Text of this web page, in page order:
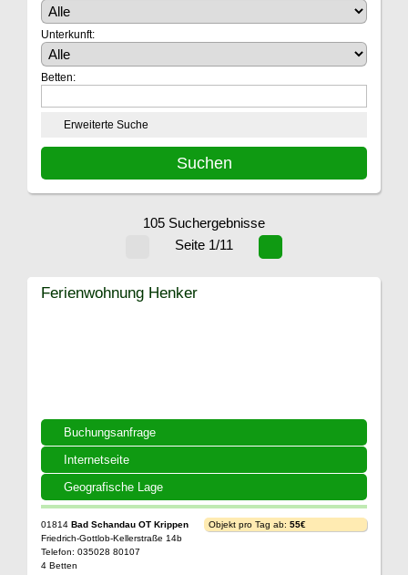
Unterkunft:
Betten:
Erweiterte Suche
105 Suchergebnisse
Seite 1/11
Buchungsanfrage
Internetseite
Geografische Lage
Ferienwohnung Henker
01814 Bad Schandau OT Krippen
Friedrich-Gottlob-Kellerstraße 14b
Telefon: 035028 80107
4 Betten
Objekt pro Tag ab: 55€